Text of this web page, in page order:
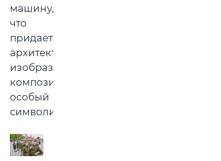
машину,
что
придает
архитектурно-
изобразительной
композиции
особый
символизм.